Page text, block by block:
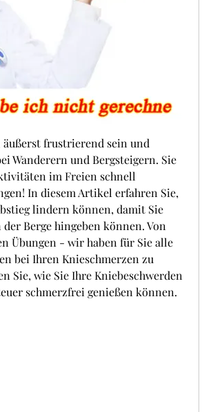
äußerst frustrierend sein und
Wanderern und Bergsteigern. Sie
im Freien schnell
In diesem Artikel erfahren Sie,
lindern können, damit Sie
Berge hingeben können. Von
Übungen - wir haben für Sie alle
bei Ihren Knieschmerzen zu
Sie, wie Sie Ihre Kniebeschwerden
schmerzfrei genießen können.